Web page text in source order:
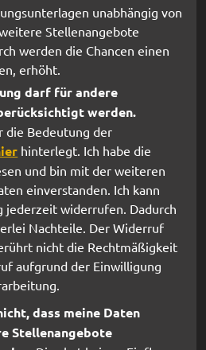
unabhängig von
Stellenangebote
werden die Chancen einen
erhöht.
darf für andere
werden.
die Bedeutung der
hinterlegt. Ich habe die
und bin mit der weiteren
einverstanden. Ich kann
jederzeit widerrufen. Dadurch
Nachteile. Der Widerruf
nicht die Rechtmäßigkeit
aufgrund der Einwilligung
dass meine Daten
Stellenangebote